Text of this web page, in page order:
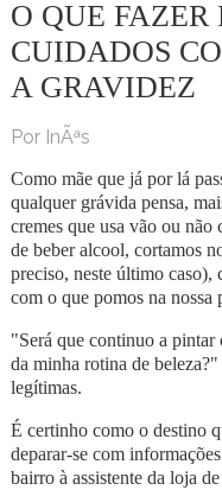
O QUE FAZER
CUIDADOS
A GRAVIDEZ
Por InÃªs
Como mãe que já por lá
qualquer grávida pensa,
cremes que usa vão ou não
de beber alcool, cortamos
preciso, neste último caso),
com o que pomos na nossa
"Será que continuo a pintar
da minha rotina de
legítimas.
É certinho como o destino
deparar-se com
bairro à assistente da loja